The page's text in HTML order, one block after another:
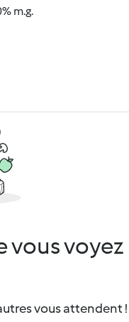
m.g.
vous voyez
vous attendent !